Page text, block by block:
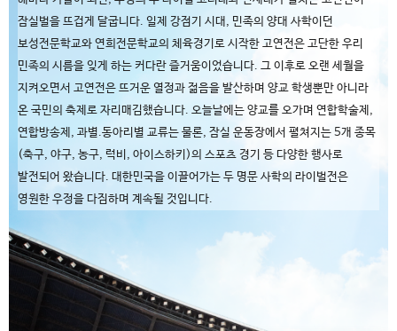
잠실벌을 뜨겁게 달굽니다. 일제 강점기 시대, 민족의 양대 사학이던
보성전문학교와 연희전문학교의 체육경기로 시작한 고연전은 고단한 우리
민족의 시름을 잊게 하는 커다란 즐거움이었습니다. 그 이후로 오랜 세월을
지켜오면서 고연전은 뜨거운 열정과 젊음을 발산하며 양교 학생뿐만 아니라
온 국민의 축제로 자리매김했습니다. 오늘날에는 양교를 오가며 연합학술제,
연합방송제, 과별.동아리별 교류는 물론, 잠실 운동장에서 펼쳐지는 5개 종목
(축구, 야구, 농구, 럭비, 아이스하키)의 스포츠 경기 등 다양한 행사로
발전되어 왔습니다. 대한민국을 이끌어가는 두 명문 사학의 라이벌전은
영원한 우정을 다짐하며 계속될 것입니다.